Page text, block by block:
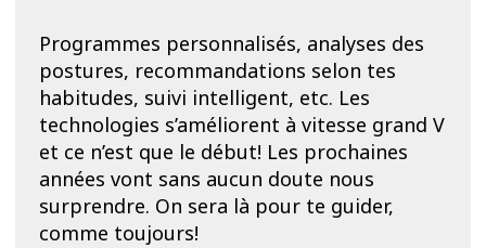
Programmes personnalisés, analyses des
postures, recommandations selon tes
habitudes, suivi intelligent, etc. Les
technologies s’améliorent à vitesse grand V
et ce n’est que le début! Les prochaines
années vont sans aucun doute nous
surprendre. On sera là pour te guider,
comme toujours!